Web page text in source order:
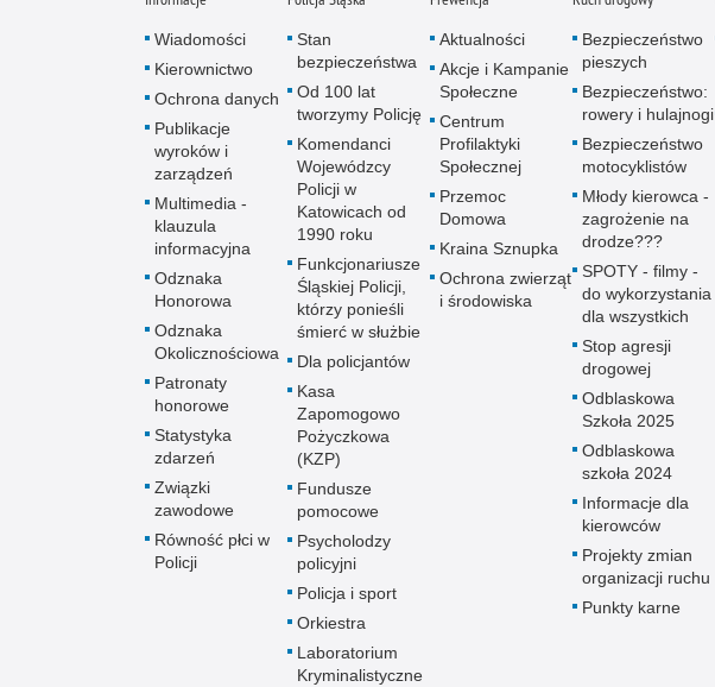
Wiadomości
Kierownictwo
Ochrona danych
Publikacje
wyroków i
zarządzeń
Multimedia -
klauzula
informacyjna
Odznaka
Honorowa
Odznaka
Okolicznościowa
Patronaty
honorowe
Statystyka
zdarzeń
Związki
zawodowe
Równość płci w
Policji
Stan
bezpieczeństwa
Od 100 lat
tworzymy Policję
Komendanci
Wojewódzcy
Policji w
Katowicach od
1990 roku
Funkcjonariusze
Śląskiej Policji,
którzy ponieśli
śmierć w służbie
Dla policjantów
Kasa
Zapomogowo
Pożyczkowa
(KZP)
Fundusze
pomocowe
Psycholodzy
policyjni
Policja i sport
Orkiestra
Laboratorium
Kryminalistyczne
Aktualności
Akcje i Kampanie
Społeczne
Centrum
Profilaktyki
Społecznej
Przemoc
Domowa
Kraina Sznupka
Ochrona zwierząt
i środowiska
Bezpieczeństwo
pieszych
Bezpieczeństwo:
rowery i hulajnogi
Bezpieczeństwo
motocyklistów
Młody kierowca -
zagrożenie na
drodze???
SPOTY - filmy -
do wykorzystania
dla wszystkich
Stop agresji
drogowej
Odblaskowa
Szkoła 2025
Odblaskowa
szkoła 2024
Informacje dla
kierowców
Projekty zmian
organizacji ruchu
Punkty karne